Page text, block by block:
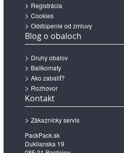
Registrácia
Cookies
Odstúpenie od zmluvy
Blog o obaloch
Druhy obalov
Balíkomaty
Ako zabaliť?
Rozhovor
Kontakt
Zákaznícky servis
PackPack.sk
Duklianska 19